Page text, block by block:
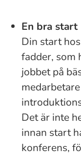
En bra start
Din start
fadder, som
jobbet på
Det är inte
innan start
konferens,